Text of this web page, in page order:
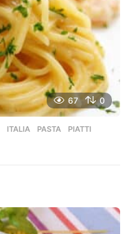
67 0
,ITALIA ,PASTA ,PIATTI